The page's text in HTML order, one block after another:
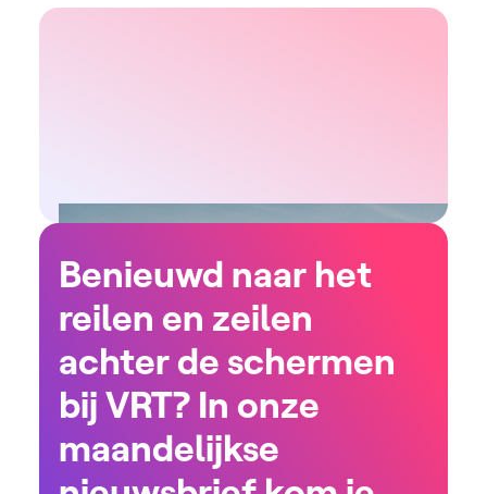
Benieuwd naar het
reilen en zeilen
achter de schermen
bij VRT? In onze
maandelijkse